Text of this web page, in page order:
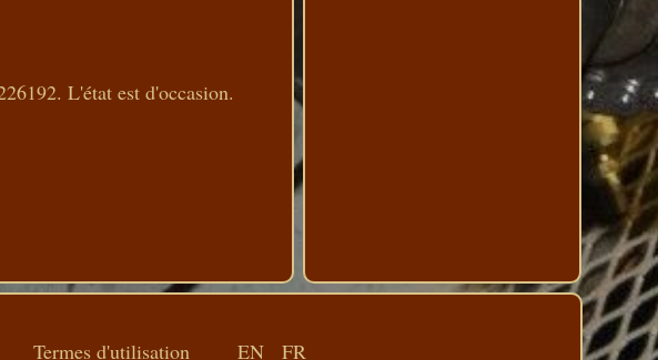
L'état est d'occasion.
Termes d'utilisation EN FR